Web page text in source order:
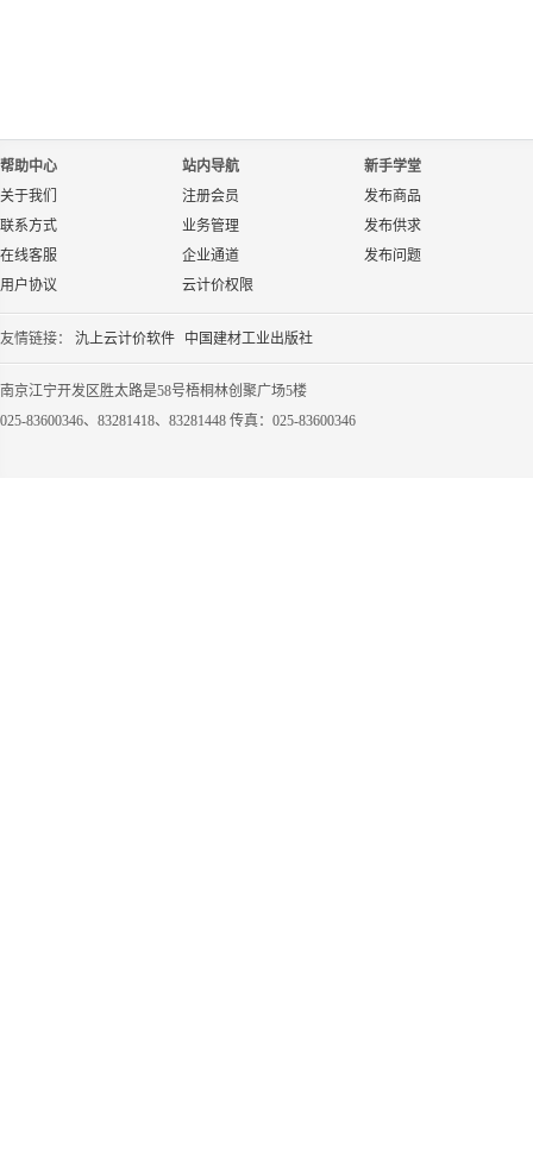
帮助中心
关于我们
联系方式
在线客服
用户协议
站内导航
注册会员
业务管理
企业通道
云计价权限
新手学堂
发布商品
发布供求
发布问题
友情链接： 氿上云计价软件 中国建材工业出版社
南京江宁开发区胜太路是58号梧桐林创聚广场5楼
025-83600346、83281418、83281448 传真：025-83600346